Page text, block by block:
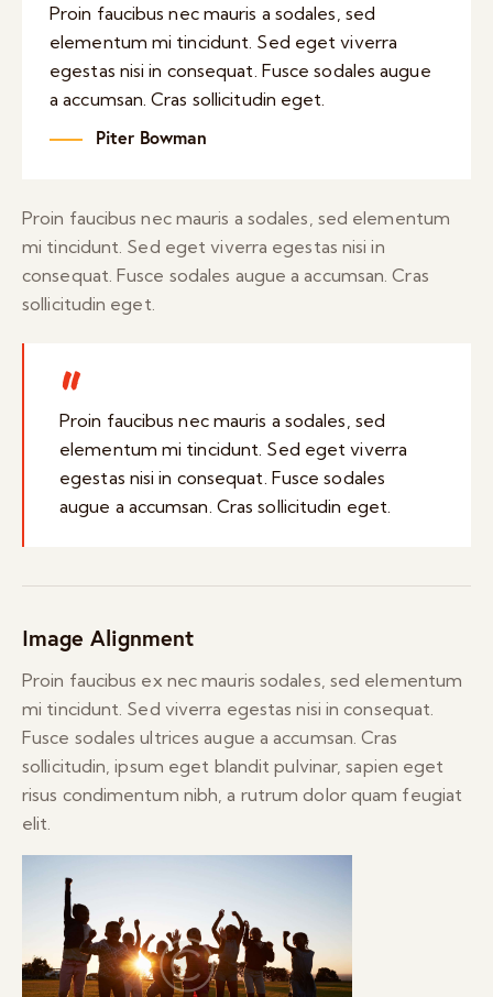
Proin faucibus nec mauris a sodales, sed
elementum mi tincidunt. Sed eget viverra
egestas nisi in consequat. Fusce sodales augue
a accumsan. Cras sollicitudin eget.
Piter Bowman
Proin faucibus nec mauris a sodales, sed elementum
mi tincidunt. Sed eget viverra egestas nisi in
consequat. Fusce sodales augue a accumsan. Cras
sollicitudin eget.
Proin faucibus nec mauris a sodales, sed
elementum mi tincidunt. Sed eget viverra
egestas nisi in consequat. Fusce sodales
augue a accumsan. Cras sollicitudin eget.
Image Alignment
Proin faucibus ex nec mauris sodales, sed elementum
mi tincidunt. Sed viverra egestas nisi in consequat.
Fusce sodales ultrices augue a accumsan. Cras
sollicitudin, ipsum eget blandit pulvinar, sapien eget
risus condimentum nibh, a rutrum dolor quam feugiat
elit.